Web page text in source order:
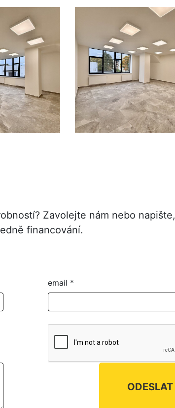
Zavolejte nám nebo napište,
financování.
email *